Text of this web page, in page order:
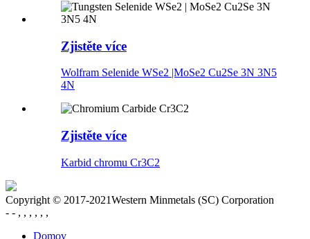
Zjistěte více
Wolfram Selenide WSe2 |MoSe2 Cu2Se 3N 3N5
4N
Zjistěte více
Karbid chromu Cr3C2
Copyright © 2017-2021Western Minmetals (SC) Corporation
- - , , , , , ,
Domov